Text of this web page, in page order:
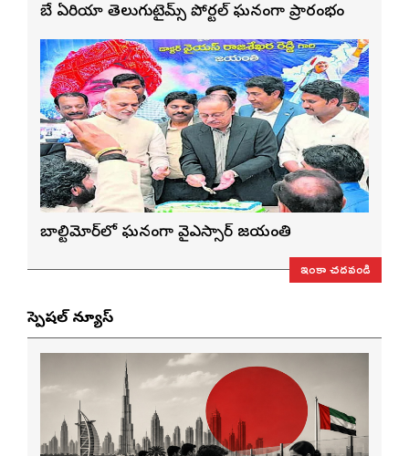
బే ఏరియా తెలుగుటైమ్స్ పోర్టల్ ఘనంగా ప్రారంభం
బాల్టిమోర్‌లో ఘనంగా వైఎస్సార్‌ జయంతి
ఇంకా చదవండి
స్పెషల్ న్యూస్